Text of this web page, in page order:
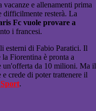
vacanze e allenamenti prima
difficilmente resterà. La
Fc vuole provare a
i francesi.
esterni di Fabio Paratici. Il
Fiorentina è pronta a
un'offerta da 10 milioni. Ma il
e crede di poter trattenere il
.